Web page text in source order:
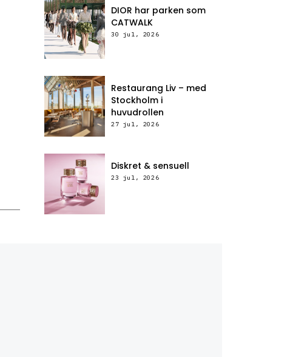
DIOR har parken som
CATWALK
30 jul, 2026
Restaurang Liv – med
Stockholm i
huvudrollen
27 jul, 2026
Diskret & sensuell
23 jul, 2026